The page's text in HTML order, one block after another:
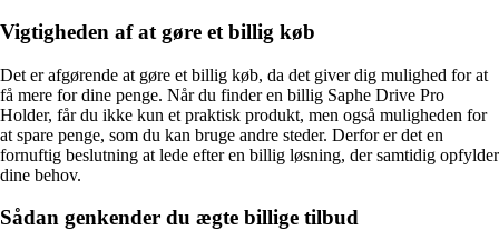
Vigtigheden af at gøre et billig køb
Det er afgørende at gøre et billig køb, da det giver dig mulighed for at
få mere for dine penge. Når du finder en billig Saphe Drive Pro
Holder, får du ikke kun et praktisk produkt, men også muligheden for
at spare penge, som du kan bruge andre steder. Derfor er det en
fornuftig beslutning at lede efter en billig løsning, der samtidig opfylder
dine behov.
Sådan genkender du ægte billige tilbud